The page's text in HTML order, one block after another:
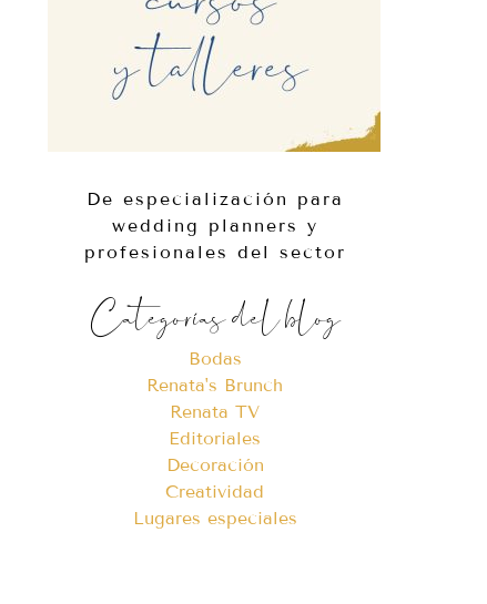
De especialización para
wedding planners y
profesionales del sector
Categorías del blog
Bodas
Renata's Brunch
Renata TV
Editoriales
Decoración
Creatividad
Lugares especiales